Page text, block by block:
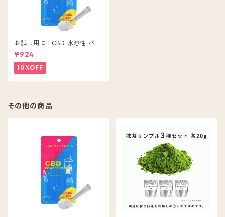
お試し用に!! CBD 水溶性 パウ
ダー 5本入 CBD ( 含有量 1包 2
0mg ) 粉末 無味無色
¥924
10%OFF
その他の商品